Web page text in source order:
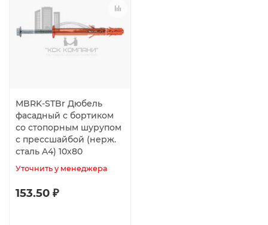
MBRK-STBr Дюбель
фасадный с бортиком
со стопорным шурупом
с прессшайбой (нерж.
сталь A4) 10х80
Уточнить у менеджера
153.50 ₽